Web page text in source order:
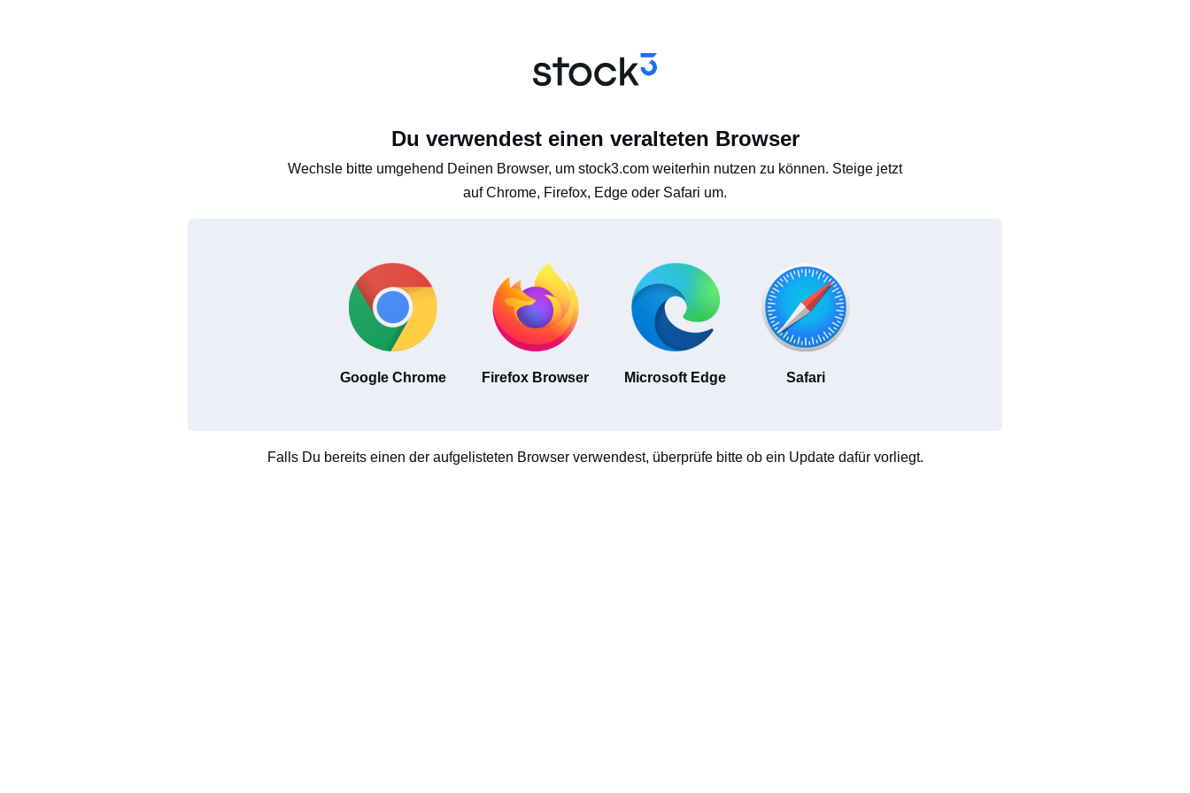
Du verwendest einen veralteten Browser
Wechsle bitte umgehend Deinen Browser, um stock3.com weiterhin nutzen zu können. Steige jetzt
auf Chrome, Firefox, Edge oder Safari um.
Google Chrome Firefox Browser Microsoft Edge Safari
Falls Du bereits einen der aufgelisteten Browser verwendest, überprüfe bitte ob ein Update dafür vorliegt.